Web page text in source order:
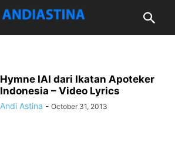
Hymne IAI dari Ikatan Apoteker
Indonesia – Video Lyrics
Andi Astina - October 31, 2013